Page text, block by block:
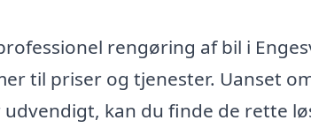
rengøring af bil i
til priser og tjenester. Uanset
kan du finde de rette